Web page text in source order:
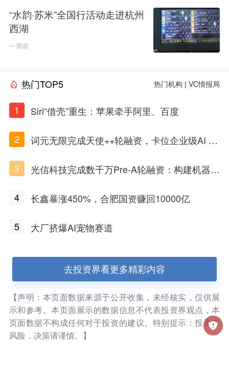
“水韵·苏米”全国行活动走进杭州
西湖
一周前
热门TOP5 热门机构 |VC情报局
1 Siri“借壳”重生：苹果牵手阿里、百度
2
词元无限完成天使++轮融资，卡位企业级AI Ag
3
光信科技完成数千万Pre-A轮融资：构建机器理
知闭环
4 长鑫暴涨450%，合肥国资赚回10000亿
5 大厂挤爆AI宠物赛道
去投资界看更多精彩内容
【声明：本页面数据来源于公开收集，未经核实，仅供展
示和参考。本页面展示的数据信息不代表投资界观点，本
页面数据不构成任何对于投资的建议。特别提示：投资有
风险，决策请谨慎。】